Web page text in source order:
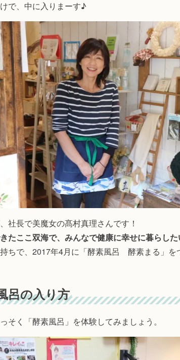
で、中に入りまーす♪
社長で美魔女の髙村真理さんです！
きたここ双海で、みんなで健康に幸せに暮らした
ちで、2017年4月に「酵素風呂 酵素まる」を
呂の入り方
そく「酵素風呂」を体験してみましょう。